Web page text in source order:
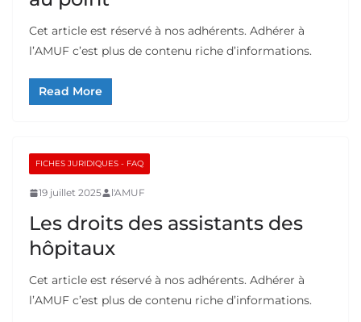
Cet article est réservé à nos adhérents. Adhérer à
l’AMUF c’est plus de contenu riche d’informations.
Read More
FICHES JURIDIQUES - FAQ
19 juillet 2025 l'AMUF
Les droits des assistants des
hôpitaux
Cet article est réservé à nos adhérents. Adhérer à
l’AMUF c’est plus de contenu riche d’informations.